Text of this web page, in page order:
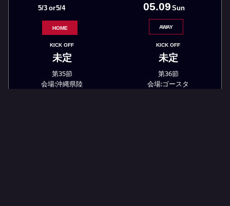
5/3 or5/4
HOME
KICK OFF
未定
第35節
会場:沖縄県陸
05.09 Sun
AWAY
KICK OFF
未定
第36節
会場:ゴースタ